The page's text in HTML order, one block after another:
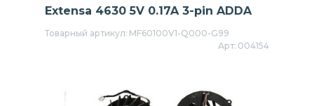
Extensa 4630 5V 0.17A 3-pin ADDA
Товарный артикул: MF60100V1-Q000-G99
Арт: 004154